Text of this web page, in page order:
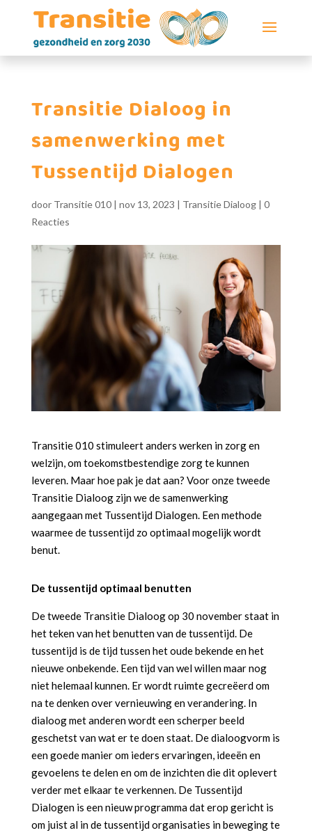
Transitie Dialoog in
samenwerking met
Tussentijd Dialogen
door Transitie 010| nov 13, 2023 | Transitie Dialoog| 0
Reacties
Transitie 010 stimuleert anders werken in zorg en
welzijn, om toekomstbestendige zorg te kunnen
leveren. Maar hoe pak je dat aan? Voor onze tweede
Transitie Dialoog zijn we de samenwerking
aangegaan met Tussentijd Dialogen. Een methode
waarmee de tussentijd zo optimaal mogelijk wordt
benut.
De tussentijd optimaal benutten
De tweede Transitie Dialoog op 30 november staat in
het teken van het benutten van de tussentijd. De
tussentijd is de tijd tussen het oude bekende en het
nieuwe onbekende. Een tijd van wel willen maar nog
niet helemaal kunnen. Er wordt ruimte gecreëerd om
na te denken over vernieuwing en verandering. In
dialoog met anderen wordt een scherper beeld
geschetst van wat er te doen staat. De dialoogvorm is
een goede manier om ieders ervaringen, ideeën en
gevoelens te delen en om de inzichten die dit oplevert
verder met elkaar te verkennen. De Tussentijd
Dialogen is een nieuw programma dat erop gericht is
om juist al in de tussentijd organisaties in beweging te